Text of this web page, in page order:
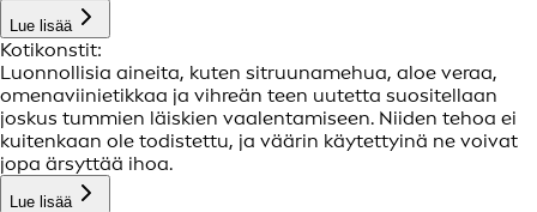
Lue lisää
Kotikonstit:
Luonnollisia aineita, kuten sitruunamehua, aloe veraa,
omenaviinietikkaa ja vihreän teen uutetta suositellaan
joskus tummien läiskien vaalentamiseen. Niiden tehoa ei
kuitenkaan ole todistettu, ja väärin käytettyinä ne voivat
jopa ärsyttää ihoa.
Lue lisää